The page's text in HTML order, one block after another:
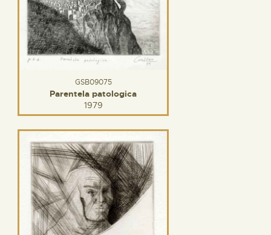
GSB09075
Parentela patologica
1979